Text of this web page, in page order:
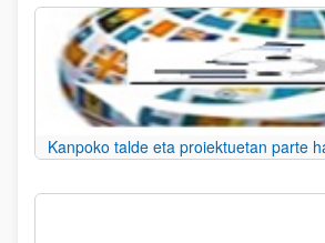
Kanpoko talde eta proiektuetan parte